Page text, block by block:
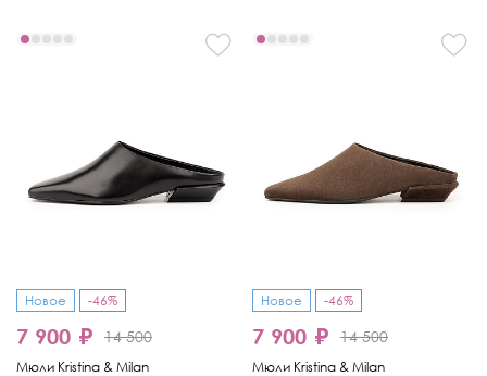
Новое -46%
7 900 ₽ 14 500
Мюли Kristina & Milan
Новое -46%
7 900 ₽ 14 500
Мюли Kristina & Milan